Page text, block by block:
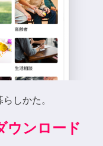
しかた。
ウンロード